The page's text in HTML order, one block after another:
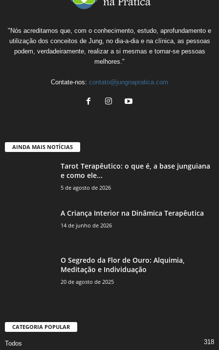
"Nós acreditamos que, com o conhecimento, estudo, aprofundamento e
utilização dos conceitos de Jung, no dia-a-dia e na clínica, as pessoas
podem, verdadeiramente, realizar a si mesmas e tornar-se pessoas
melhores."
Contate-nos: contato@jungnapratica.com
AINDA MAIS NOTÍCIAS
Tarot Terapêutico: o que é, a base junguiana
e como ele...
5 de agosto de 2026
A Criança Interior na Dinâmica Terapêutica
14 de junho de 2026
O Segredo da Flor de Ouro: Alquimia,
Meditação e Individuação
20 de agosto de 2025
CATEGORIA POPULAR
Todos 318